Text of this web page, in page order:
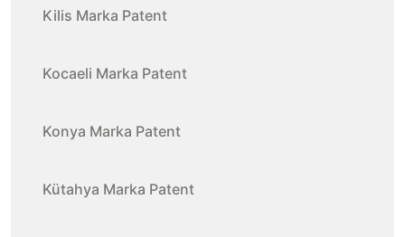
Kilis Marka Patent
Kocaeli Marka Patent
Konya Marka Patent
Kütahya Marka Patent